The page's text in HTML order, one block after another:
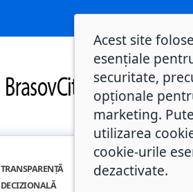
TRANSPARENȚĂ
DECIZIONALĂ
INTEGRITATE
Acest site
esențiale
securitate,
opționale
marketing.
utilizarea
cookie-urile
dezactivate.